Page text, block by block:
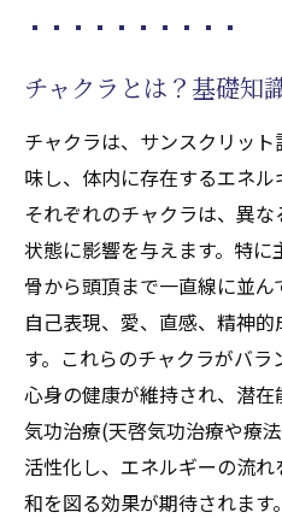
チャクラとは？基礎知
チャクラは、サンスクリッ
味し、体内に存在するエネル
それぞれのチャクラは、異
状態に影響を与えます。特
骨から頭頂まで一直線に並ん
自己表現、愛、直感、精神
す。これらのチャクラがバラ
心身の健康が維持され、潜在
気功治療(天啓気功治療や療
活性化し、エネルギーの流
和を図る効果が期待されます。